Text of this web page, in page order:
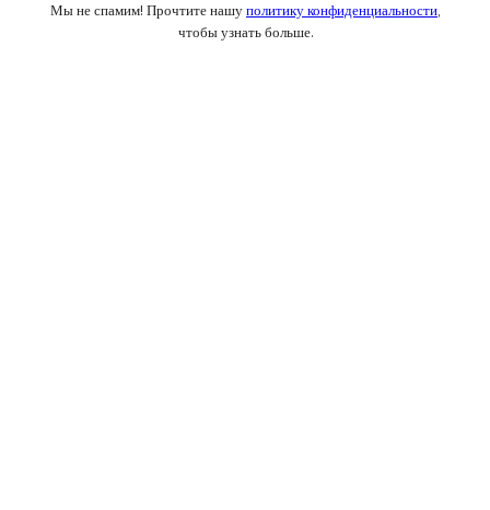
Мы не спамим! Прочтите нашу политику конфиденциальности
чтобы узнать больше.